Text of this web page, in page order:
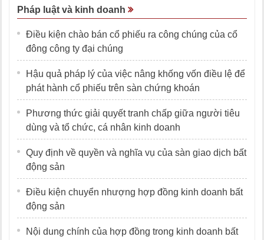
Pháp luật và kinh doanh
Điều kiện chào bán cổ phiếu ra công chúng của cổ
đông công ty đại chúng
Hậu quả pháp lý của việc nâng khống vốn điều lệ để
phát hành cổ phiếu trên sàn chứng khoán
Phương thức giải quyết tranh chấp giữa người tiêu
dùng và tổ chức, cá nhân kinh doanh
Quy định về quyền và nghĩa vụ của sàn giao dịch bất
động sản
Điều kiện chuyển nhượng hợp đồng kinh doanh bất
động sản
Nội dung chính của hợp đồng trong kinh doanh bất